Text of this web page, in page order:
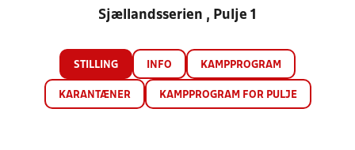
Sjællandsserien , Pulje 1
STILLING INFO KAMPPROGRAM
KARANTÆNER KAMPPROGRAM FOR PULJE